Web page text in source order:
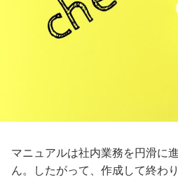
マニュアルは社内業務を円滑に
ん。したがって、作成して終わ